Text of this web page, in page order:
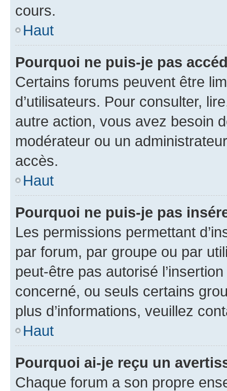
cours.
Haut
Pourquoi ne puis-je pas
Certains forums peuvent être
d’utilisateurs. Pour consulter,
autre action, vous avez besoin
modérateur ou un
accès.
Haut
Pourquoi ne puis-je pas
Les permissions permettant
par forum, par groupe ou par
peut-être pas autorisé
concerné, ou seuls certains
plus d’informations, veuillez
Haut
Pourquoi ai-je reçu un
Chaque forum a son propre